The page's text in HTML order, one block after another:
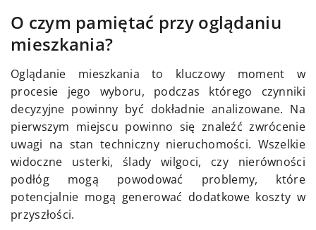
O czym pamiętać przy oglądaniu
mieszkania?
Oglądanie mieszkania to kluczowy moment w
procesie jego wyboru, podczas którego czynniki
decyzyjne powinny być dokładnie analizowane. Na
pierwszym miejscu powinno się znaleźć zwrócenie
uwagi na stan techniczny nieruchomości. Wszelkie
widoczne usterki, ślady wilgoci, czy nierówności
podłóg mogą powodować problemy, które
potencjalnie mogą generować dodatkowe koszty w
przyszłości.